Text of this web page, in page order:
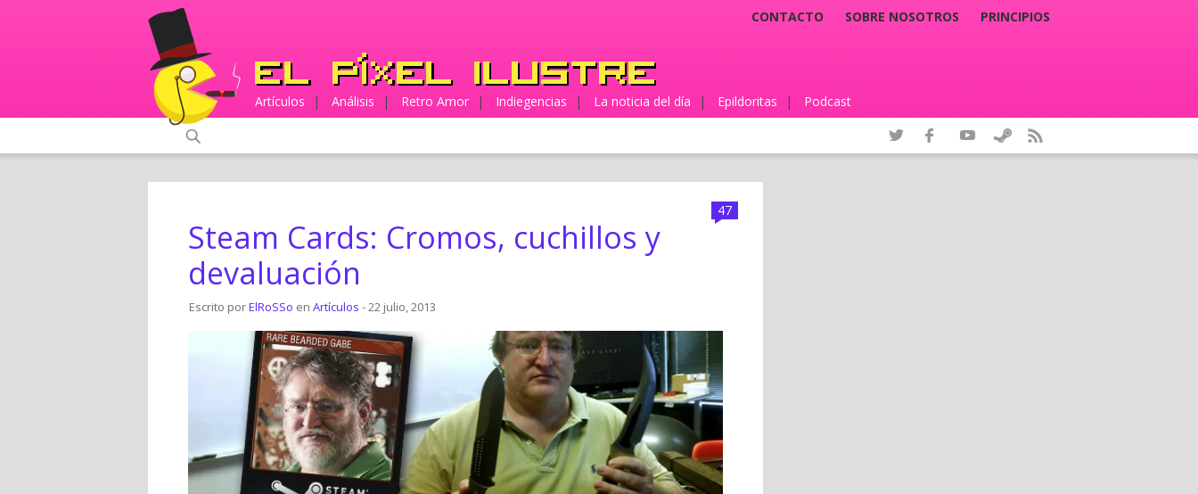
CONTACTO SOBRE NOSOTROS PRINCIPIOS
Artículos | Análisis | Retro Amor | Indiegencias | La noticia del día | Epildoritas | Podcast
47
Steam Cards: Cromos, cuchillos y
devaluación
Escrito porElRoSSo en Artículos - 22 julio, 2013